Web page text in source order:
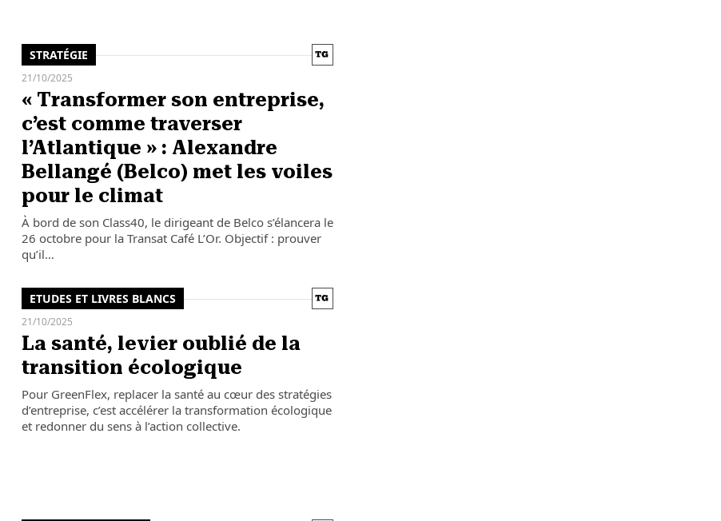
STRATÉGIE
21/10/2025
« Transformer son entreprise,
c’est comme traverser
l’Atlantique » : Alexandre
Bellangé (Belco) met les voiles
pour le climat
À bord de son Class40, le dirigeant de Belco s’élancera le
26 octobre pour la Transat Café L’Or. Objectif : prouver
qu’il…
ETUDES ET LIVRES BLANCS
21/10/2025
La santé, levier oublié de la
transition écologique
Pour GreenFlex, replacer la santé au cœur des stratégies
d’entreprise, c’est accélérer la transformation écologique
et redonner du sens à l’action collective.